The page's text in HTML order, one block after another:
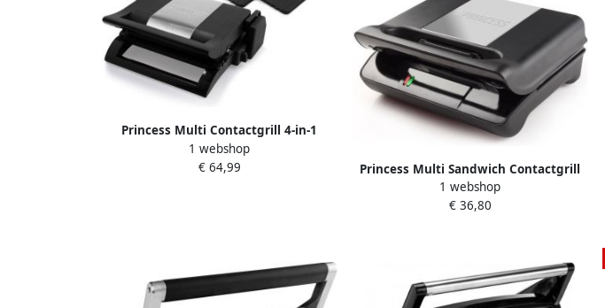
Princess Multi Contactgrill 4-in-1
112536 Grill apparaat Tosti apparaat
Wafelijzer Verwisselbare platen
1 webshop
€ 64,99
Princess Multi Sandwich Contactgrill
Compact Pro 117002 – 3 Sets
verwisselbare platen – Tosti apparaat
1 webshop
€ 36,80